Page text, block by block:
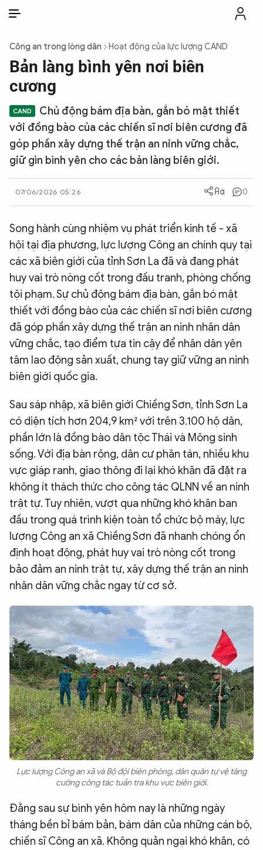
THỜI SỰ
CHỐNG DIỄN BIẾN HÒA BÌNH
CÔNG AN TRONG LÒNG DÂN
XÃ HỘI
PHÁP LUẬT
CÔNG NGHỆ
QUỐC TẾ
VĂN HÓA - THỂ THAO
BẠN ĐỌC & CAND
eMagazine
Podcast
Video
Infographic
Chuyên trang An ninh thế giớiVăn nghệ Công an
Chuyên đề
Công an trong lòng dân Hoạt động của lực lượng CAND
Bản làng bình yên nơi biên
cương
Chủ động bám địa bàn, gắn bó mật thiết
với đồng bào của các chiến sĩ nơi biên cương đã
góp phần xây dựng thế trận an ninh vững chắc,
giữ gìn bình yên cho các bản làng biên giới.
07/06/2026 05:26 0
Song hành cùng nhiệm vụ phát triển kinh tế - xã
hội tại địa phương, lực lượng Công an chính quy tại
các xã biên giới của tỉnh Sơn La đã và đang phát
huy vai trò nòng cốt trong đấu tranh, phòng chống
tội phạm. Sự chủ động bám địa bàn, gắn bó mật
thiết với đồng bào của các chiến sĩ nơi biên cương
đã góp phần xây dựng thế trận an ninh nhân dân
vững chắc, tạo điểm tựa tin cậy để nhân dân yên
tâm lao động sản xuất, chung tay giữ vững an ninh
biên giới quốc gia.
Sau sáp nhập, xã biên giới Chiềng Sơn, tỉnh Sơn La
có diện tích hơn 204,9 km² với trên 3.100 hộ dân,
phần lớn là đồng bào dân tộc Thái và Mông sinh
sống. Với địa bàn rộng, dân cư phân tán, nhiều khu
vực giáp ranh, giao thông đi lại khó khăn đã đặt ra
không ít thách thức cho công tác QLNN về an ninh
trật tự. Tuy nhiên, vượt qua những khó khăn ban
đầu trong quá trình kiện toàn tổ chức bộ máy, lực
lượng Công an xã Chiềng Sơn đã nhanh chóng ổn
định hoạt động, phát huy vai trò nòng cốt trong
bảo đảm an ninh trật tự, xây dựng thế trận an ninh
nhân dân vững chắc ngay từ cơ sở.
Lực lượng Công an xã và Bộ đội biên phòng, dân quân tự vệ tăng
cường công tác tuần tra khu vực biên giới.
Đằng sau sự bình yên hôm nay là những ngày
tháng bền bỉ bám bản, bám dân của những cán bộ,
chiến sĩ Công an xã. Không quản ngại khó khăn, có